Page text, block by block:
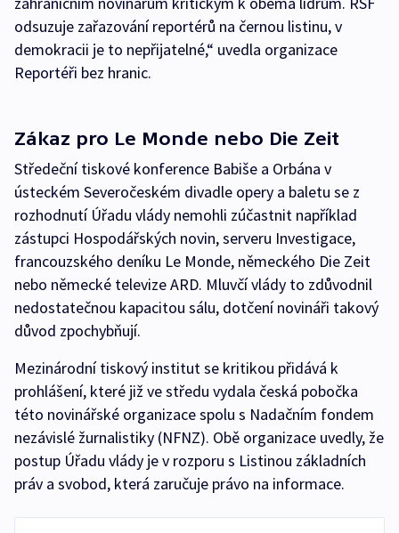
odsuzuje zařazování reportérů na černou listinu, v
demokracii je to nepřijatelné,“ uvedla organizace
Reportéři bez hranic.
Zákaz pro Le Monde nebo Die Zeit
Středeční tiskové konference Babiše a Orbána v
ústeckém Severočeském divadle opery a baletu se z
rozhodnutí Úřadu vlády nemohli zúčastnit například
zástupci Hospodářských novin, serveru Investigace,
francouzského deníku Le Monde, německého Die Zeit
nebo německé televize ARD. Mluvčí vlády to zdůvodnil
nedostatečnou kapacitou sálu, dotčení novináři takový
důvod zpochybňují.
Mezinárodní tiskový institut se kritikou přidává k
prohlášení, které již ve středu vydala česká pobočka
této novinářské organizace spolu s Nadačním fondem
nezávislé žurnalistiky (NFNZ). Obě organizace uvedly, že
postup Úřadu vlády je v rozporu s Listinou základních
práv a svobod, která zaručuje právo na informace.